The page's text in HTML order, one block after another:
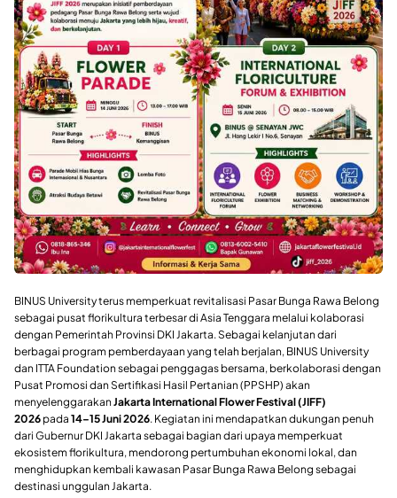
BINUS University terus memperkuat revitalisasi Pasar Bunga Rawa Belong
sebagai pusat florikultura terbesar di Asia Tenggara melalui kolaborasi
dengan Pemerintah Provinsi DKI Jakarta. Sebagai kelanjutan dari
berbagai program pemberdayaan yang telah berjalan, BINUS University
dan ITTA Foundation sebagai penggagas bersama, berkolaborasi dengan
Pusat Promosi dan Sertifikasi Hasil Pertanian (PPSHP) akan
menyelenggarakan Jakarta International Flower Festival (JIFF)
2026 pada 14–15 Juni 2026. Kegiatan ini mendapatkan dukungan penuh
dari Gubernur DKI Jakarta sebagai bagian dari upaya memperkuat
ekosistem florikultura, mendorong pertumbuhan ekonomi lokal, dan
menghidupkan kembali kawasan Pasar Bunga Rawa Belong sebagai
destinasi unggulan Jakarta.